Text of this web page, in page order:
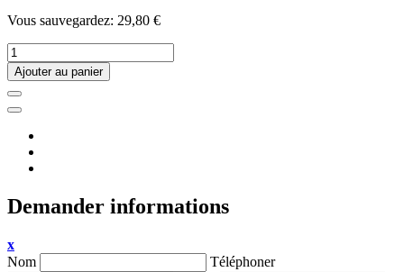
Vous sauvegardez: 29,80 €
Ajouter au panier
Demander informations
x
Nom
Téléphoner